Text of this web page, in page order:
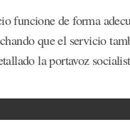
funcione de forma
que el servicio
la portavoz